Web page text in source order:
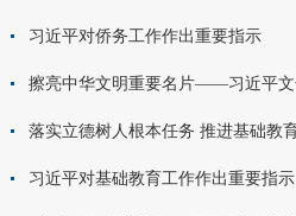
习近平对侨务工作作出重要指示
习近平对基础教育工作作出重要指示